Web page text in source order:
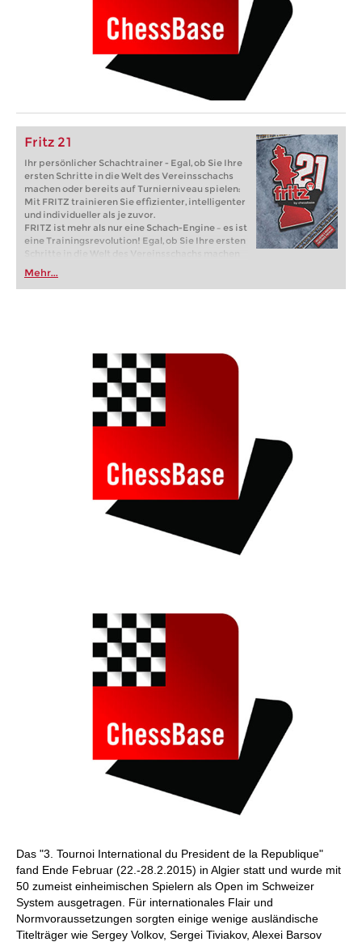
Fritz 21
Ihr persönlicher Schachtrainer - Egal, ob Sie Ihre
ersten Schritte in die Welt des Vereinsschachs
machen oder bereits auf Turnierniveau spielen:
Mit FRITZ trainieren Sie effizienter, intelligenter
und individueller als je zuvor.
FRITZ ist mehr als nur eine Schach-Engine – es ist
eine Trainingsrevolution! Egal, ob Sie Ihre ersten
Schritte in die Welt des Vereinsschachs machen
oder bereits auf Turnierniveau spielen: Mit
FRITZ trainieren Sie effizienter, intelligenter und
individueller als je zuvor.
Mehr...
Das "3. Tournoi International du President de la Republique"
fand Ende Februar (22.-28.2.2015) in Algier statt und wurde mit
50 zumeist einheimischen Spielern als Open im Schweizer
System ausgetragen. Für internationales Flair und
Normvoraussetzungen sorgten einige wenige ausländische
Titelträger wie Sergey Volkov, Sergei Tiviakov, Alexei Barsov